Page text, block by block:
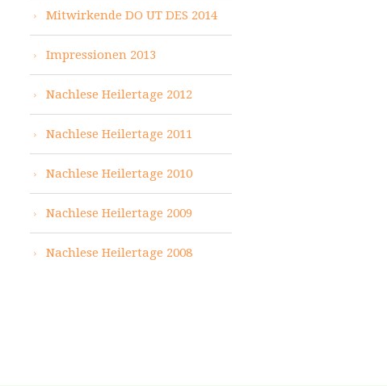
Mitwirkende DO UT DES 2014
Impressionen 2013
Nachlese Heilertage 2012
Nachlese Heilertage 2011
Nachlese Heilertage 2010
Nachlese Heilertage 2009
Nachlese Heilertage 2008